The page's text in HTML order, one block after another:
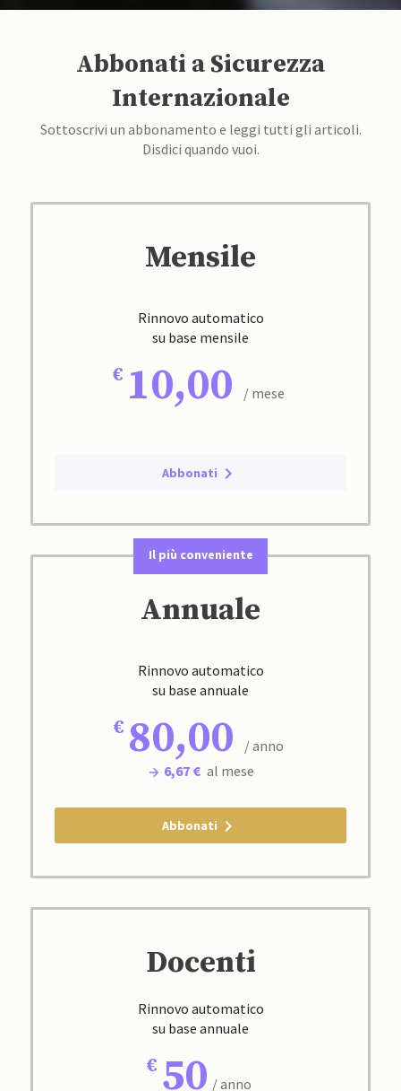
Abbonati a Sicurezza
Internazionale
Sottoscrivi un abbonamento e leggi tutti gli articoli.
Disdici quando vuoi.
Mensile
Rinnovo automatico
su base mensile
10,00 / mese
Abbonati
Il più conveniente
Annuale
Rinnovo automatico
su base annuale
80,00
/ anno
6,67 € al mese
Abbonati
Docenti
Rinnovo automatico
su base annuale
50 / anno